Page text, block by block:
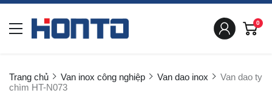
0
Trang chủ Van inox công nghiệp Van dao inox
Van dao ty
chìm HT-N073